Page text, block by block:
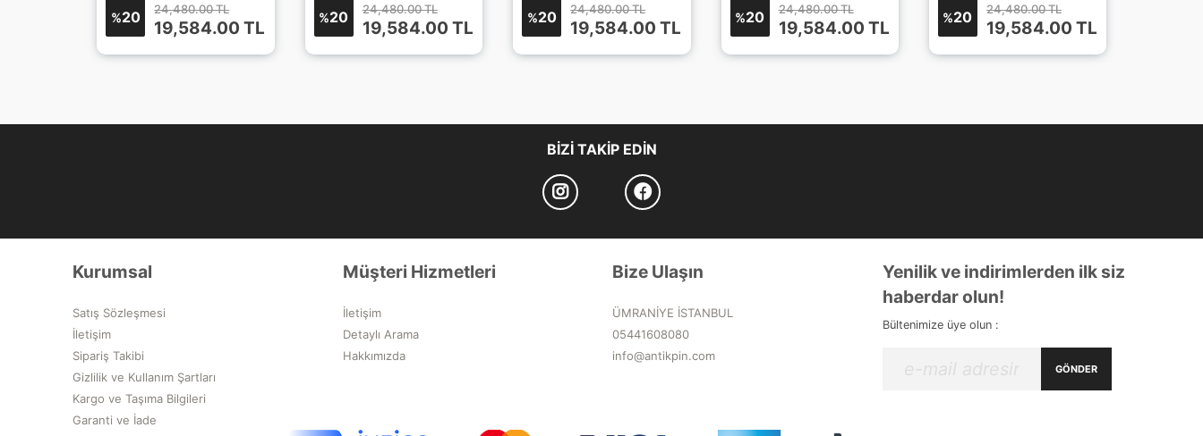
%20 24,480.00 TL
19,584.00 TL
%20 24,480.00 TL
19,584.00 TL
%20 24,480.00 TL
19,584.00 TL
%20 24,480.00 TL
19,584.00 TL
%20 24,480.00 TL
19,584.00 TL
BIZI TAKIP EDIN
Kurumsal
Satış Sözleşmesi
İletişim
Sipariş Takibi
Gizlilik ve Kullanım Şartları
Kargo ve Taşıma Bilgileri
Garanti ve İade
Müşteri Hizmetleri
İletişim
Detaylı Arama
Hakkımızda
Bize Ulaşın
ÜMRANİYE İSTANBUL
05441608080
info@antikpin.com
Yenilik ve indirimlerden ilk siz
haberdar olun!
Bültenimize üye olun :
GÖNDER